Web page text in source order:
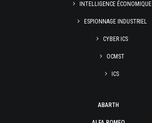
INTELLIGENCE ÉCONOMIQUE
ESPIONNAGE INDUSTRIEL
CYBER ICS
OCMST
ICS
ABARTH